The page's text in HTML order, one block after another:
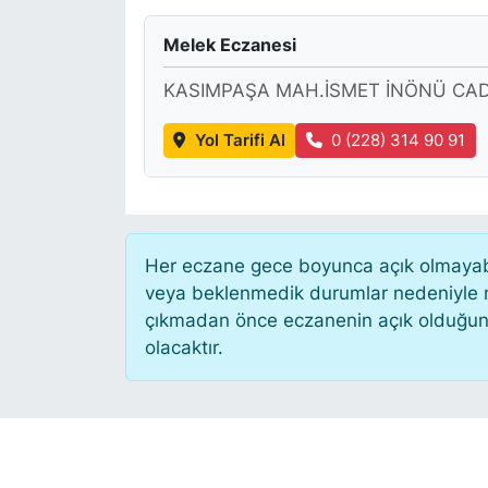
Melek Eczanesi
KASIMPAŞA MAH.İSMET İNÖNÜ
Yol Tarifi Al 0 (228) 314 90 91
Her eczane gece boyunca açık
veya beklenmedik durumlar
çıkmadan önce eczanenin açık
olacaktır.
KÖŞE YAZILARI
KÖŞE YAZILARI (Arşiv)
KÜLTÜR SANAT
RÖPORTAJ
SARIYER HABERLERİ